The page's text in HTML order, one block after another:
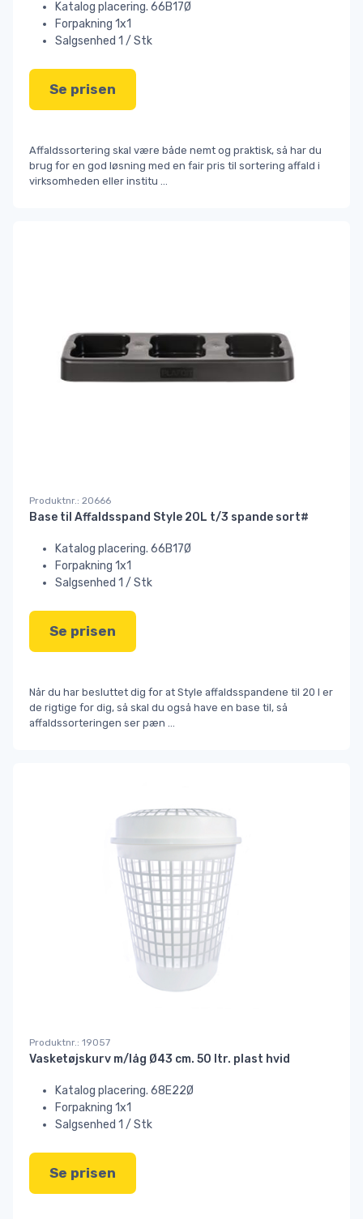
Katalog placering. 66B17Ø
Forpakning 1x1
Salgsenhed 1 / Stk
Se prisen
Affaldssortering skal være både nemt og praktisk, så har du
brug for en god løsning med en fair pris til sortering affald i
virksomheden eller institu ...
Produktnr.: 20666
Base til Affaldsspand Style 20L t/3 spande sort#
Katalog placering. 66B17Ø
Forpakning 1x1
Salgsenhed 1 / Stk
Se prisen
Når du har besluttet dig for at Style affaldsspandene til 20 l er
de rigtige for dig, så skal du også have en base til, så
affaldssorteringen ser pæn ...
Produktnr.: 19057
Vasketøjskurv m/låg Ø43 cm. 50 ltr. plast hvid
Katalog placering. 68E22Ø
Forpakning 1x1
Salgsenhed 1 / Stk
Se prisen